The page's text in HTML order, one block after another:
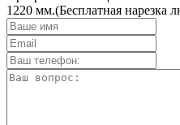
1220 мм.(Бесплатная нарезка